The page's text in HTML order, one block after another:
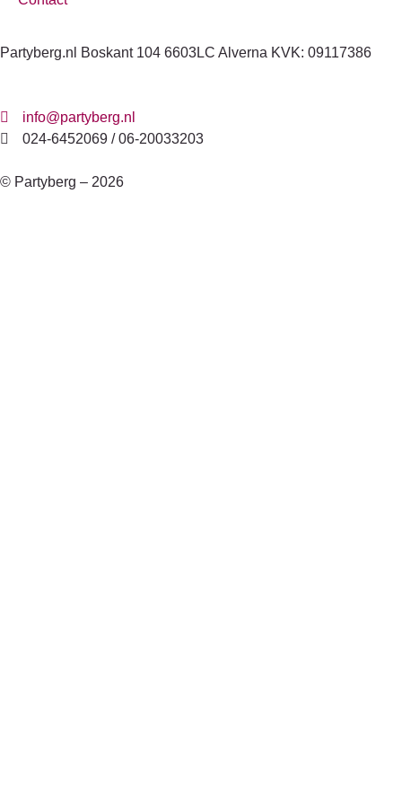
Partyberg.nl Boskant 104 6603LC Alverna KVK: 09117386
info@partyberg.nl
024-6452069 / 06-20033203
© Partyberg – 2026